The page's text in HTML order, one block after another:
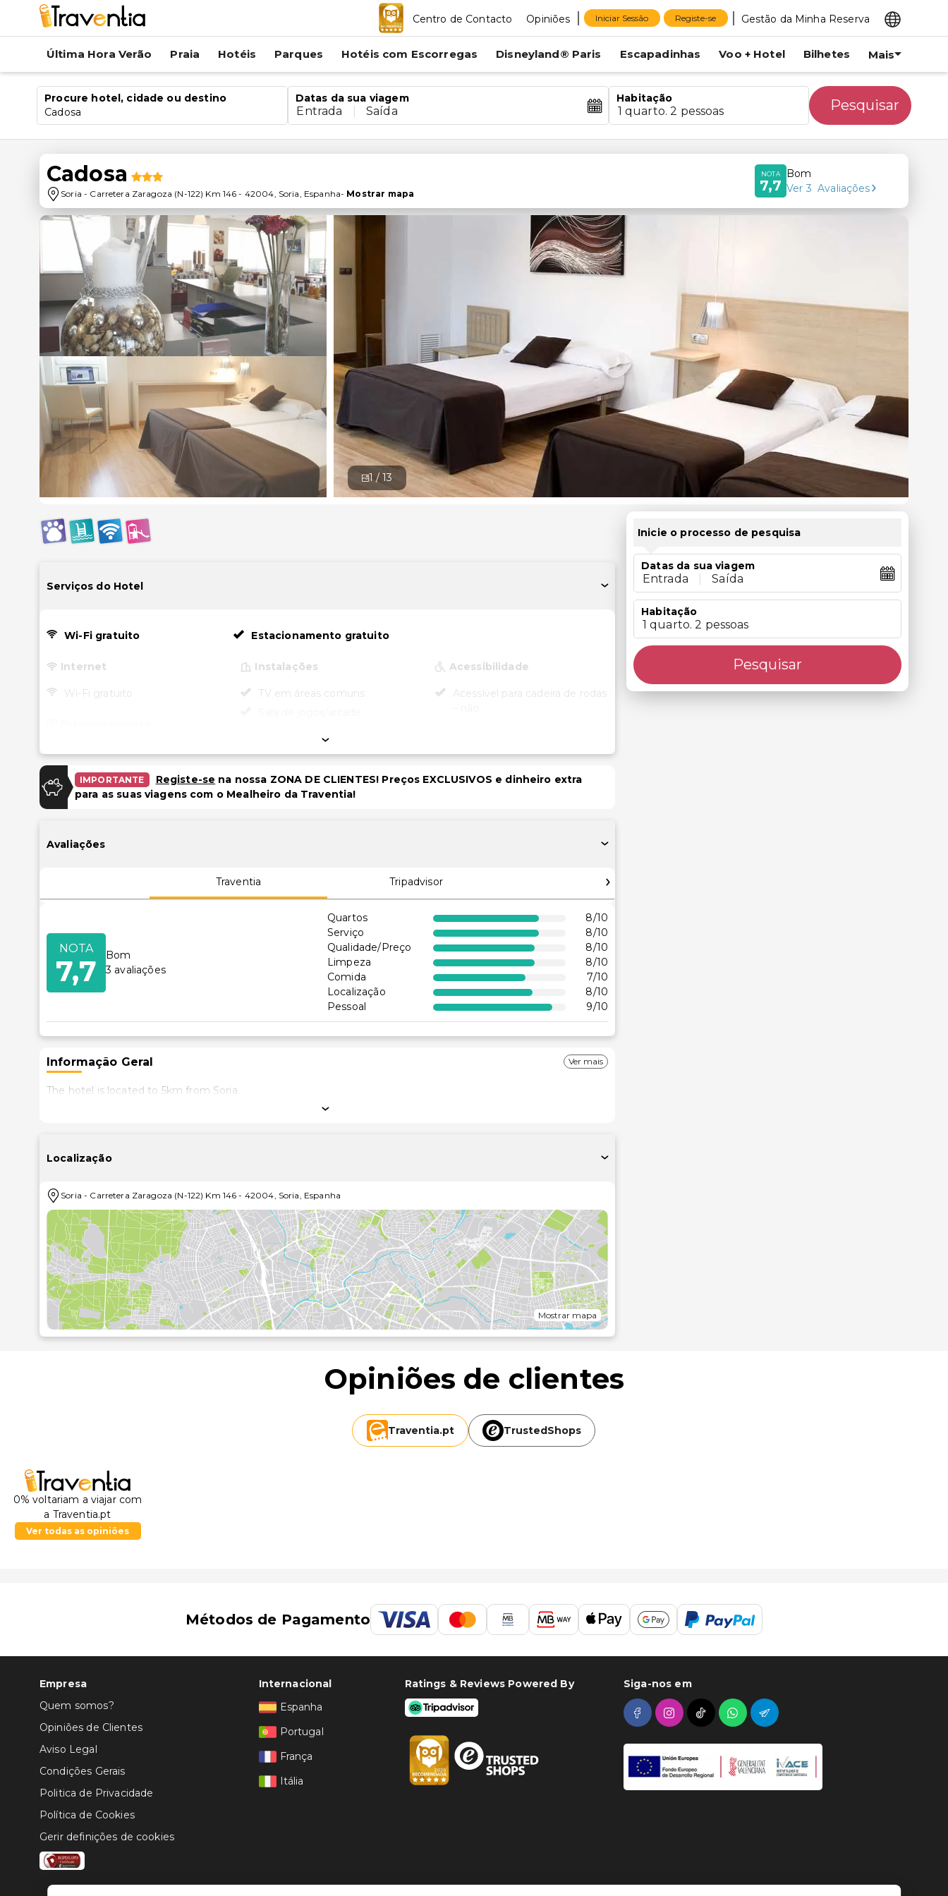
Centro de Contacto Opiniões Iniciar Sessão Registe-se Gestão da Minha Reserva
Última Hora Verão Praia Hotéis Parques Hotéis com Escorregas Disneyland® Paris Escapadinhas Voo + Hotel Bilhetes Mais
Procure hotel, cidade ou destino
Cadosa
Datas da sua viagem
Entrada Saída
Habitação
1 quarto. 2 pessoas Pesquisar
Cadosa
Soria - Carretera Zaragoza (N-122) Km 146 - 42004, Soria, Espanha- Mostrar mapa
NOTA
7,7
Bom
Ver 3 Avaliações
1 /13
Serviços do Hotel
Wi-Fi gratuito Estacionamento gratuito
Internet
Wi-Fi gratuito
Estacionamento gratuito
Instalações
TV em áreas comuns
Acessibilidade
Acessível para cadeira de rodas
IMPORTANTE Registe-se na nossa ZONA DE CLIENTES! Preços EXCLUSIVOS e dinheiro extra
para as suas viagens com o Mealheiro da Traventia!
Avaliações
Traventia Tripadvisor
NOTA
7,7
Bom
3 avaliações
Quartos 8/10
Serviço
8/10
Qualidade/Preço
8/10
Limpeza
8/10
Comida
7/10
Localização
8/10
Pessoal
9/10
Informação Geral Ver mais
The hotel is located to 5km from Soria.
Localização
Soria - Carretera Zaragoza (N-122) Km 146 - 42004, Soria, Espanha
Mostrar mapa
Inicie o processo de pesquisa
Datas da sua viagem
Entrada Saída
Habitação
1 quarto. 2 pessoas
Pesquisar
Opiniões de clientes
Traventia.pt TrustedShops
0% voltariam a viajar com
a Traventia.pt
Ver todas as opiniões
Métodos de Pagamento
Empresa
Quem somos?
Opiniões de Clientes
Aviso Legal
Condições Gerais
Politica de Privacidade
Política de Cookies
Gerir definições de cookies
Internacional
Espanha
Portugal
França
Itália
Ratings & Reviews Powered By Siga-nos em